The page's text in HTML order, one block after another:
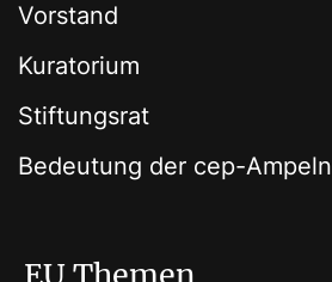
Vorstand
Kuratorium
Stiftungsrat
Bedeutung der cep-Ampeln